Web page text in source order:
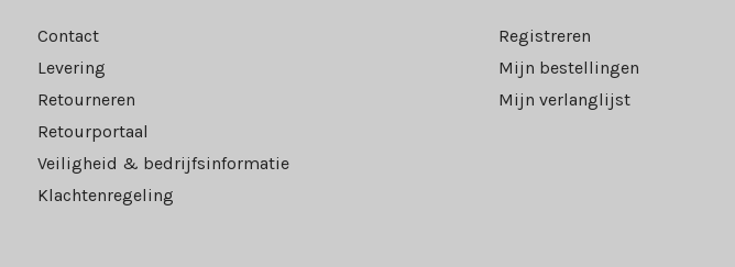
Contact
Levering
Retourneren
Retourportaal
Veiligheid & bedrijfsinformatie
Klachtenregeling
Registreren
Mijn bestellingen
Mijn verlanglijst